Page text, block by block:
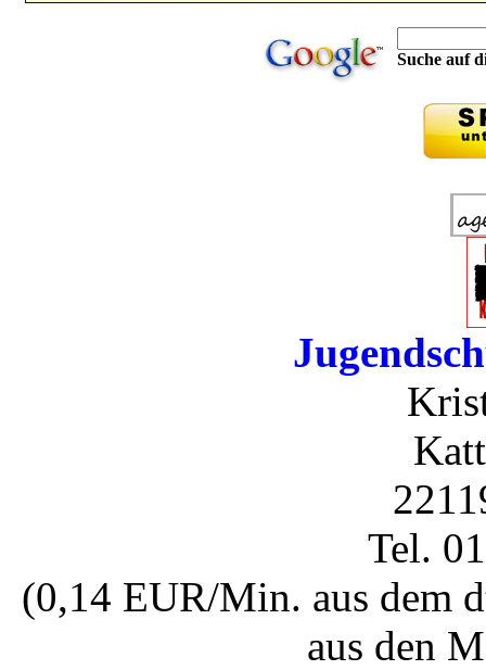
Suche auf
Tel.
(0,14 EUR/Min. aus dem
aus den